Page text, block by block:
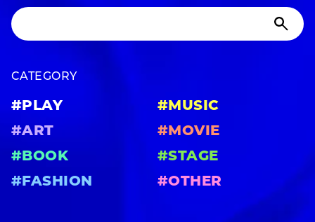
CATEGORY
#PLAY
#MUSIC
#ART
#MOVIE
#BOOK
#STAGE
#FASHION
#OTHER